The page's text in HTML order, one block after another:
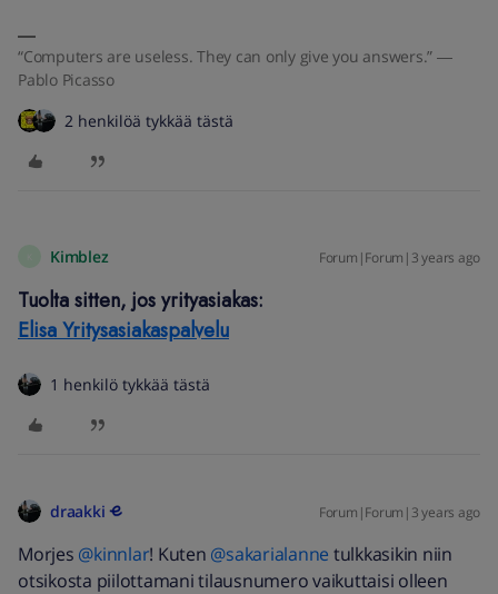
“Computers are useless. They can only give you answers.” ―
Pablo Picasso
2 henkilöä tykkää tästä
Kimblez Forum|Forum|3 years ago
Tuolta sitten, jos yrityasiakas:
Elisa Yritysasiakaspalvelu
1 henkilö tykkää tästä
draakki Forum|Forum|3 years ago
Morjes @kinnlar! Kuten @sakarialanne tulkkasikin niin
otsikosta piilottamani tilausnumero vaikuttaisi olleen